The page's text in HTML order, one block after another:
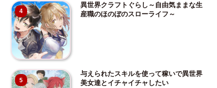
4
異世界クラフトぐらし～自由気ままな生
産職のほのぼのスローライフ～
5
与えられたスキルを使って稼いで異世界
美女達とイチャイチャしたい